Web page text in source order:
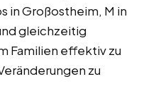
in Großostheim, M in
gleichzeitig
Familien effektiv zu
zu